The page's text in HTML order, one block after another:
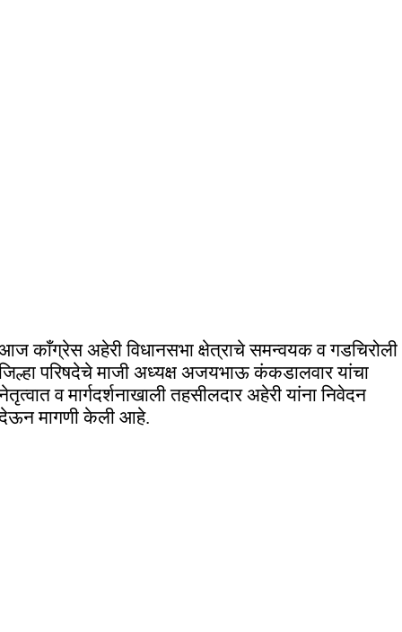
काँग्रेस अहेरी विधानसभा क्षेत्राचे समन्वयक व गडचिरोली
परिषदेचे माजी अध्यक्ष अजयभाऊ कंकडालवार यांचा
व मार्गदर्शनाखाली तहसीलदार अहेरी यांना निवेदन
मागणी केली आहे.